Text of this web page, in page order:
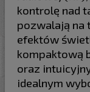
kontrolę nad
pozwalają na
efektów
kompaktową
oraz
idealnym